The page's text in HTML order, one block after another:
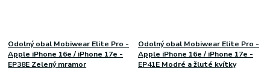
Odolný obal Mobiwear Elite Pro -
Apple iPhone 16e / iPhone 17e -
EP38E Zelený mramor
Odolný obal Mobiwear Elite Pro -
Apple iPhone 16e / iPhone 17e -
EP41E Modré a žluté kvítky